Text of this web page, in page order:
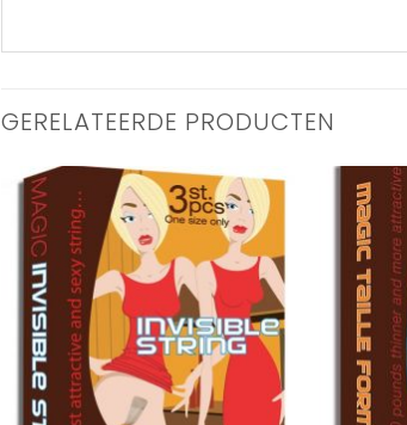
GERELATEERDE PRODUCTEN
Aan
verlanglijst
toevoegen